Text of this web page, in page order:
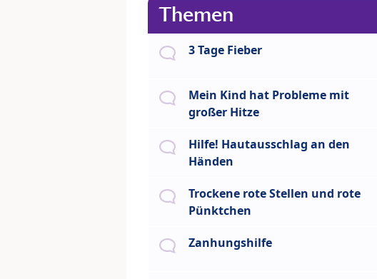
Themen
3 Tage Fieber
Mein Kind hat Probleme mit
großer Hitze
Hilfe! Hautausschlag an den
Händen
Trockene rote Stellen und rote
Pünktchen
Zanhungshilfe